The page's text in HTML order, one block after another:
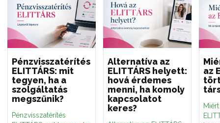
Pénzvisszatérítés
ELITTÁRS: mit
tegyen, ha a
szolgáltatás
megszűnik?
Pénzvisszatérítés
Alternatíva az
ELITTÁRS helyett:
hová érdemes
menni, ha komoly
kapcsolatot
keres?
az